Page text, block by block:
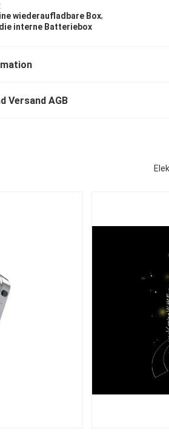
wiederaufladbare Box,
interne Batteriebox
Versand AGB